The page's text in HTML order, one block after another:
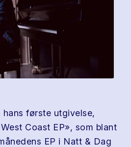
hans første utgivelse,
Coast EP», som blant
EP i Natt & Dag